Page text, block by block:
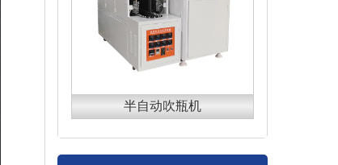
半自动吹瓶机